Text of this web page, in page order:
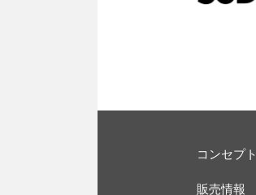
コンセプト
販売情報